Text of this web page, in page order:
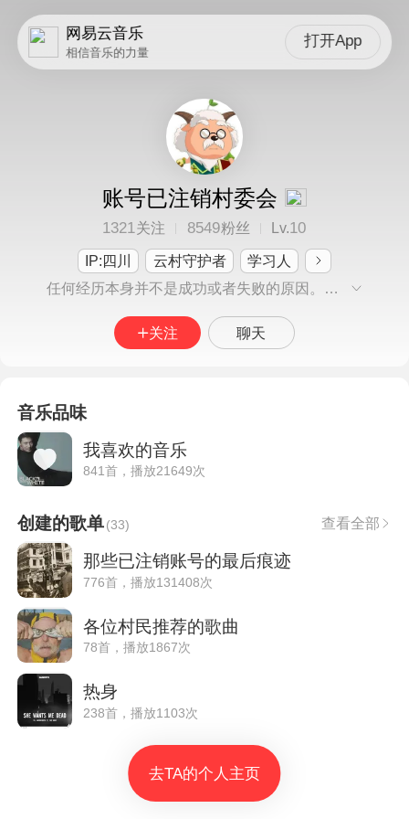
网易云音乐
相信音乐的力量
打开App
账号已注销村委会
1321关注 8549粉丝 Lv.10
IP:四川 云村守护者
学习人
任何经历本身并不是成功或者失败的原因。我们并非因为自身经历中的刺激～～所谓的心理创伤～～而痛苦，事实上我们会从经历中发现符合自己目的的因素。决定我们自身的不是过去的经历，而是我们赋予经历的意义。如果所有人的（现在）都由（过去）决定，那岂不是很奇怪吗？
关注 聊天
音乐品味
我喜欢的音乐
841首，播放21649次
创建的歌单(33) 查看全部
那些已注销账号的最后痕迹
776首，播放131408次
各位村民推荐的歌曲
78首，播放1867次
热身
238首，播放1103次
去TA的个人主页